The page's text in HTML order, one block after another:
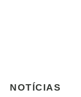
NOTÍCIAS